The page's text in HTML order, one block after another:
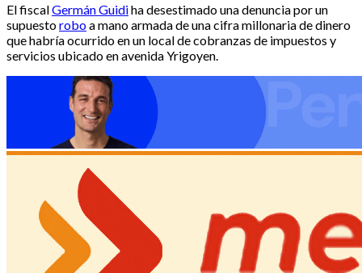
El fiscalGermán Guidiha desestimado una denuncia por un
supuestoroboa mano armada de una cifra millonaria de dinero
que habría ocurrido en un local de cobranzas de impuestos y
servicios ubicado en avenida Yrigoyen.